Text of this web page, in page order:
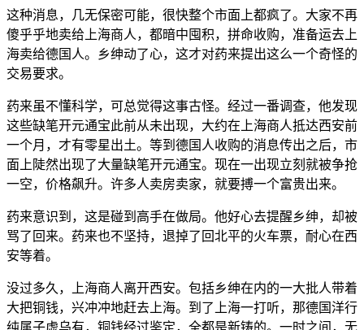
这种消息，几无保密可能，很快整个市面上都疯了。大家不再
傻乎乎地卖给上海商人，都暗中囤积，拼命收购，准备运去上
海卖给德国人。乡绅动了心，这才对药来提出这么一个奇怪的
交易要求。
药来虽不懂科学，可总觉得这事古怪。经过一番调查，他发现
这些缺笔开元通宝此前从未出现，大约在上海商人抵达西安前
一个月，才有零星出土。等到德国人收购的消息传出之后，市
面上陡然出现了大量缺笔开元通宝。现在一出现立刻就被争抢
一空，价格飙升。许多人卖房卖家，就要搏一个富贵出来。
药来意识到，这是碰到高手在做局。他好心去提醒乡绅，却被
骂了回来。药来也不坚持，退掉了回北平的火车票，耐心在西
安等着。
没过多久，上海商人离开西安。包括乡绅在内的一大批人带着
大把铜钱，兴冲冲地赶去上海。到了上海一打听，那德国洋行
纯属子虚乌有，铜钱经过鉴定，全都是新铸的。一时之间，无